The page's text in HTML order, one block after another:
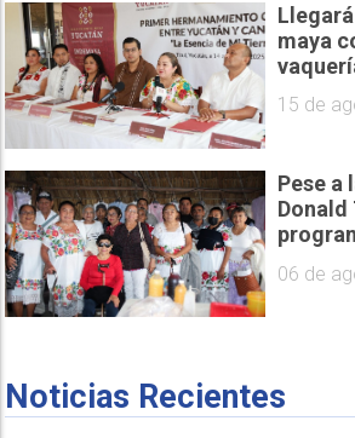
maya
15 de
Pese a
Donald
06 de
Noticias Recientes